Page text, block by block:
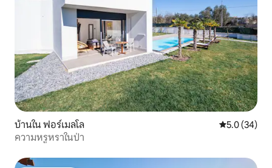
บ้านใน ฟอร์เมลโล คะแนนเฉลี่ย
5.0 (34)
ความหรูหราในป่า